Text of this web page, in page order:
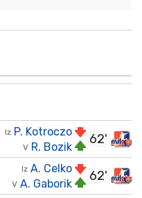
62'
Iz P. Kotroczo
V R. Bozik
62'
Iz A. Celko
V A. Gaborik